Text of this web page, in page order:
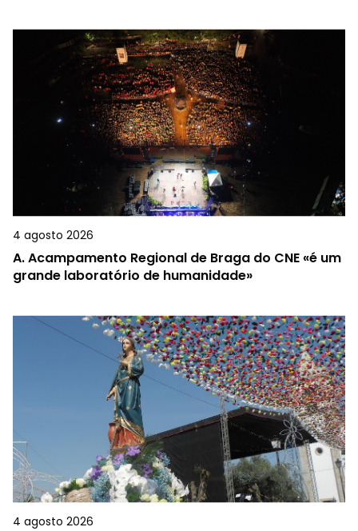
4 agosto 2026
A.Acampamento Regional de Braga do CNE «é um
grande laboratório de humanidade»
4 agosto 2026